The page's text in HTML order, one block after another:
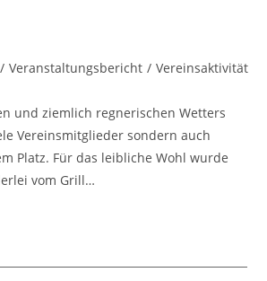
/ Veranstaltungsbericht / Vereinsaktivität
und ziemlich regnerischen Wetters
Vereinsmitglieder sondern auch
Platz. Für das leibliche Wohl wurde
vom Grill…